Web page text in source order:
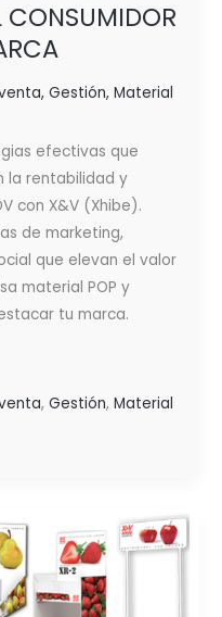
CONSUMIDOR
, Gestión, Material
efectivas que
la rentabilidad y
con X&V (Xhibe).
de marketing,
que elevan el valor
material POP y
tu marca.
, Gestión, Material